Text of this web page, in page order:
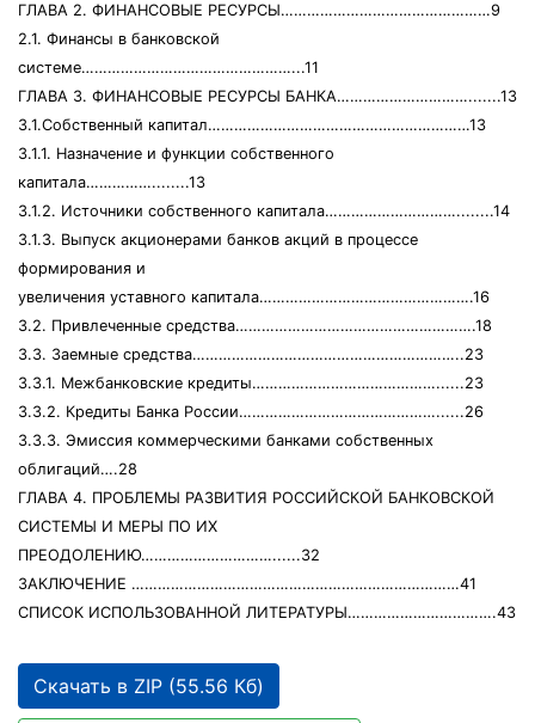
ГЛАВА 2. ФИНАНСОВЫЕ РЕСУРСЫ…………………………………………9
2.1. Финансы в банковской
системе…………………………………………...11
ГЛАВА 3. ФИНАНСОВЫЕ РЕСУРСЫ БАНКА………………………….......13
3.1.Собственный капитал……………………………………………………13
3.1.1. Назначение и функции собственного
капитала……………........13
3.1.2. Источники собственного капитала…………………………........14
3.1.3. Выпуск акционерами банков акций в процессе
формирования и
увеличения уставного капитала………………………………………….16
3.2. Привлеченные средства……………………………………………….18
3.3. Заемные средства……………………………………………………..23
3.3.1. Межбанковские кредиты……………………………………......23
3.3.2. Кредиты Банка России………………………………………......26
3.3.3. Эмиссия коммерческими банками собственных
облигаций….28
ГЛАВА 4. ПРОБЛЕМЫ РАЗВИТИЯ РОССИЙСКОЙ БАНКОВСКОЙ
СИСТЕМЫ И МЕРЫ ПО ИХ
ПРЕОДОЛЕНИЮ…………………………......32
ЗАКЛЮЧЕНИЕ …………………………………………………………………41
СПИСОК ИСПОЛЬЗОВАННОЙ ЛИТЕРАТУРЫ…………………………….43
Скачать в ZIP (55.56 Кб)